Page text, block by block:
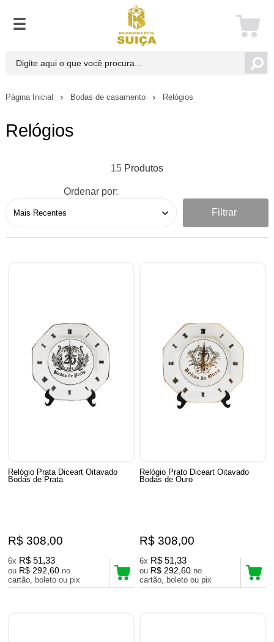
Página Inicial Bodas de casamento Relógios
Relógios
15
Ordenar por:
Filtrar
Relógio Prata Diceart Oitavado
Bodas de Prata
R$ 308,00
6x R$ 51,33
ou R$ 292,60 no
cartão, boleto ou pix
Relógio Prato Diceart Oitavado
Bodas de Ouro
R$ 308,00
6x R$ 51,33
ou R$ 292,60 no
cartão, boleto ou pix